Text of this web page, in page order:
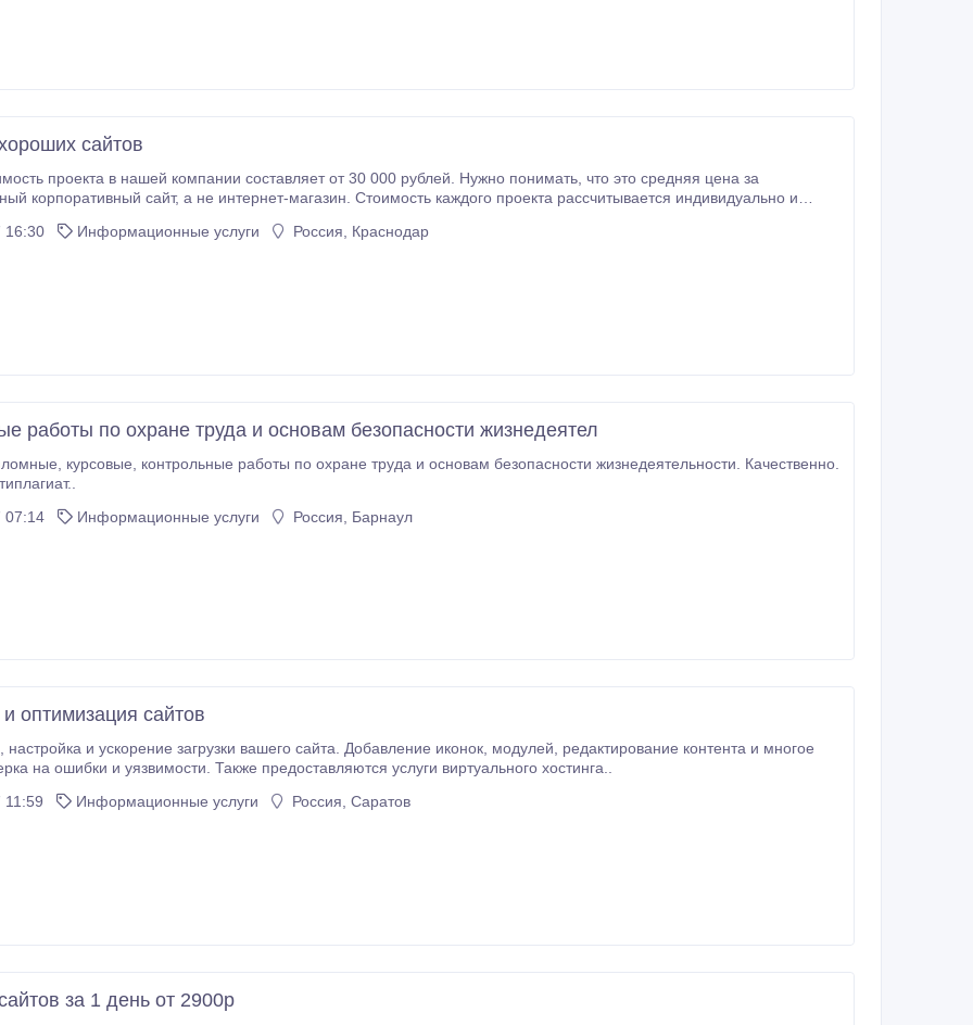
сайтов
проекта в нашей компании составляет от 30 000 рублей. Нужно понимать, что это средняя цена за
магазин. Стоимость каждого проекта рассчитывается индивидуально и
объём информации, размещенной на сайте, интеграции со сторонними системами и др.
16:30 Информационные услуги Россия, Краснодар
работы по охране труда и основам безопасности жизнедеятел
жизнедеятельности. Качественно.
07:14
Информационные услуги Россия, Барнаул
оптимизация сайтов
на ошибки и уязвимости. Также предоставляются услуги виртуального хостинга..
11:59
Информационные услуги Россия, Саратов
зa 1 дeнь oт 2900p